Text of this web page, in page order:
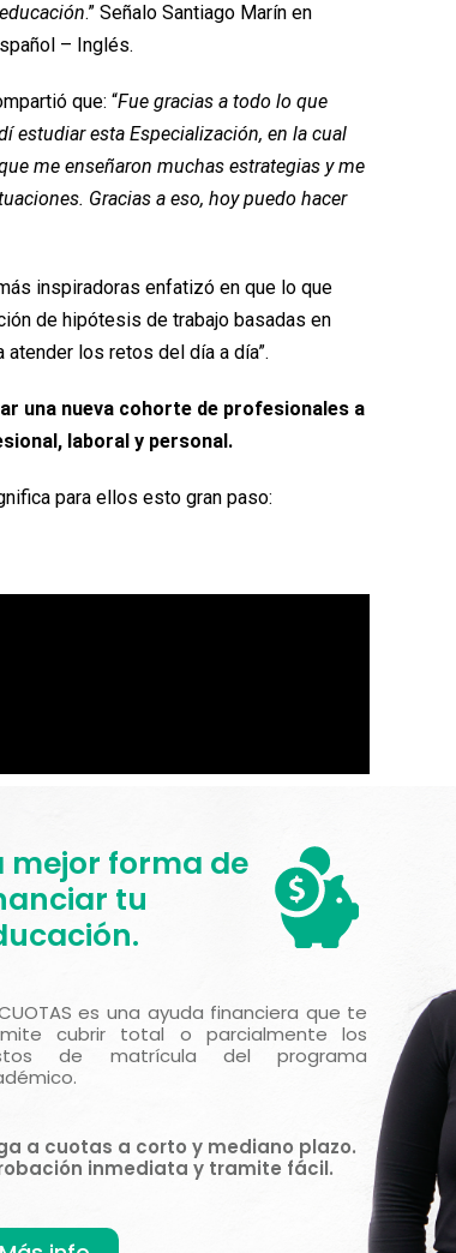
.” Señalo Santiago Marín en
– Inglés.
que: “Fue gracias a todo lo que
estudiar esta Especialización, en la cual
me enseñaron muchas estrategias y me
Gracias a eso, hoy puedo hacer
inspiradoras enfatizó en que lo que
de hipótesis de trabajo basadas en
los retos del día a día”.
una nueva cohorte de profesionales a
laboral y personal.
para ellos esto gran paso:
mejor forma de
tu
es una ayuda financiera que te
cubrir total o parcialmente los
de matrícula del programa
a cuotas a corto y mediano plazo.
inmediata y tramite fácil.